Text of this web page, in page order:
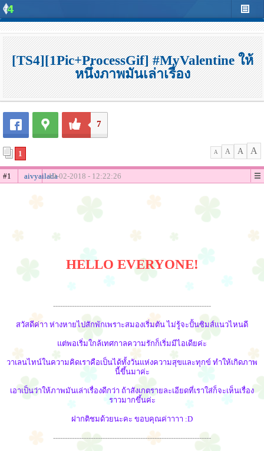
[TS4][1Pic+ProcessGif] #MyValentine ให้
หนึ่งภาพมันเล่าเรื่อง
7
1 A A A A
#1 aivyailada10-02-2018 - 12:22:26
HELLO EVERYONE!
-------------------------------------------------------------------
สวัสดีค่าา ห่างหายไปสักพักเพราะสมองเริ่มตัน ไม่รู้จะปั้นซิมส์แนวไหนดี
แต่พอเริ่มใกล้เทศกาลความรักก็เริ่มมีไอเดียค่ะ
วาเลนไทน์ในความคิดเราคือเป็นได้ทั้งวันแห่งความสุขและทุกข์ ทำให้เกิดภาพ
นี้ขึ้นมาค่ะ
เอาเป็นว่าให้ภาพมันเล่าเรื่องดีกว่า ถ้าสังเกตรายละเอียดที่เราใส่ก็จะเห็นเรื่อง
ราวมากขึ้นค่ะ
ฝากติชมด้วยนะคะ ขอบคุณค่าาาา :D
-------------------------------------------------------------------